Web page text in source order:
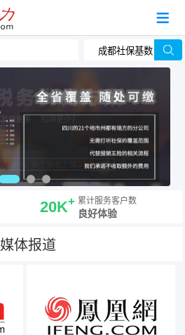
20K+ 累计服务客户数
良好体验
媒体报道